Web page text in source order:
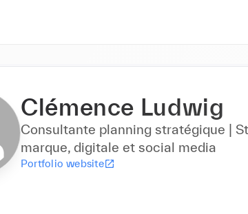
Clémence Ludwig
Consultante planning stratégique |
marque, digitale et social media
Portfolio website